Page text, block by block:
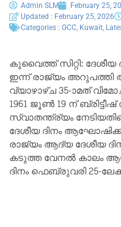
Admin SLM February 25,
Updated : February 25, 2026
Categories : GCC Kuwait
കുവൈത്ത് സിറ്റി:
ഇന്ന് രാജ്യം അറുപത്തി
വ്യാഴാഴ്ച 35-ാമത്
1961 ജൂൺ 19 ന്
സ്വാതന്ത്ര്യം
ദേശീയ ദിനം
രാജ്യം ആദ്യ ദേശീയ
കടുത്ത വേനൽ കാലം
ദിനം ഫെബ്രുവരി 25-